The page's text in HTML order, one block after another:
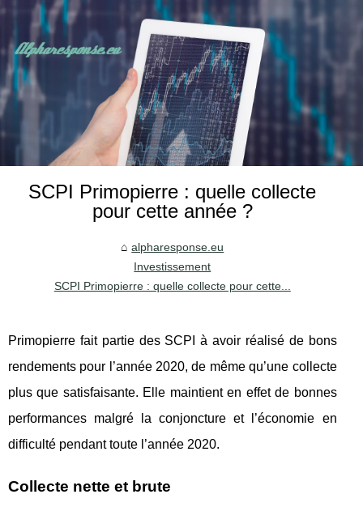
SCPI Primopierre : quelle collecte
pour cette année ?
alpharesponse.eu
Investissement
SCPI Primopierre : quelle collecte pour cette...
Primopierre fait partie des SCPI à avoir réalisé de bons
rendements pour l’année 2020, de même qu’une collecte
plus que satisfaisante. Elle maintient en effet de bonnes
performances malgré la conjoncture et l’économie en
difficulté pendant toute l’année 2020.
Collecte nette et brute